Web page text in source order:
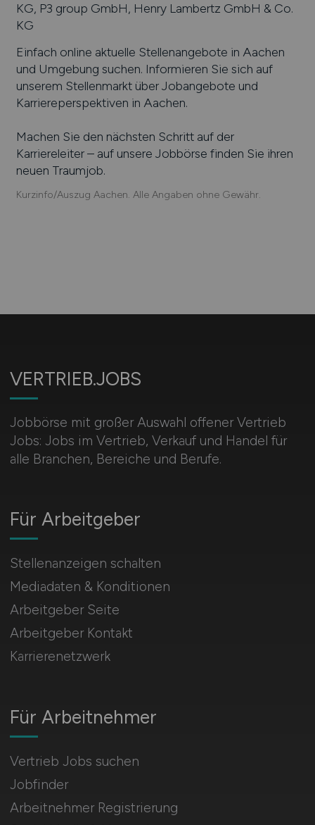
KG, P3 group GmbH, Henry Lambertz GmbH & Co.
KG
Einfach online aktuelle Stellenangebote in Aachen
und Umgebung suchen. Informieren Sie sich auf
unserem Stellenmarkt über Jobangebote und
Karriereperspektiven in Aachen.
Machen Sie den nächsten Schritt auf der
Karriereleiter – auf unsere Jobbörse finden Sie ihren
neuen Traumjob.
Kurzinfo/Auszug Aachen. Alle Angaben ohne Gewähr.
VERTRIEB.JOBS
Jobbörse mit großer Auswahl offener Vertrieb
Jobs: Jobs im Vertrieb, Verkauf und Handel für
alle Branchen, Bereiche und Berufe.
Für Arbeitnehmer
Vertrieb Jobs suchen
Jobfinder
Arbeitnehmer Registrierung
Für Arbeitgeber
Stellenanzeigen schalten
Mediadaten & Konditionen
Arbeitgeber Seite
Arbeitgeber Kontakt
Karrierenetzwerk